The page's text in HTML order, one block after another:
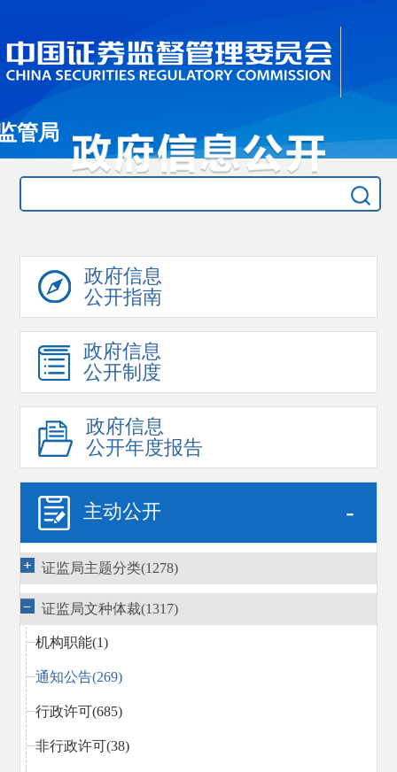
管局
政府信息
公开指南
政府信息
公开制度
政府信息
公开年度报告
主动公开 -
证监局主题分类(1278)
证监局文种体裁(1317)
机构职能(1)
通知公告(269)
行政许可(685)
非行政许可(38)